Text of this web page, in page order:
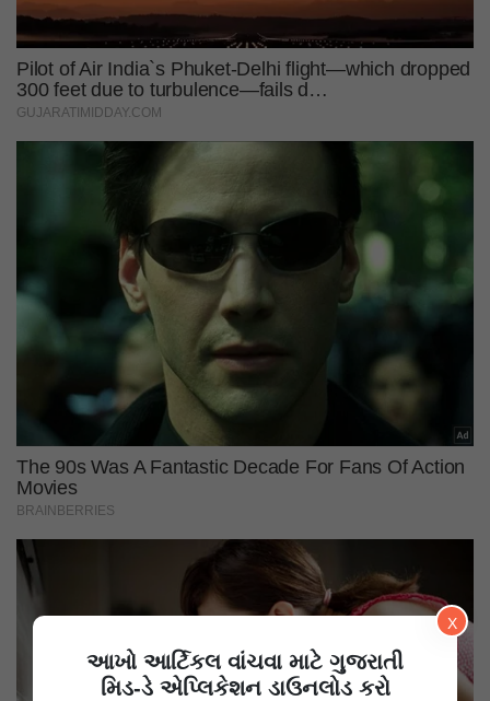
X
આખો આર્ટિકલ વાંચવા માટે ગુજરાતી
મિડ-ડે એપ્લિકેશન ડાઉનલોડ કરો